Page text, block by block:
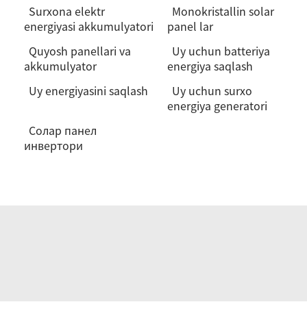
Surxona elektr
energiyasi akkumulyatori
Monokristallin solar
panel lar
Quyosh panellari va
akkumulyator
Uy uchun batteriya
energiya saqlash
Uy energiyasini saqlash
Uy uchun surxo
energiya generatori
Солар панел
инвертори